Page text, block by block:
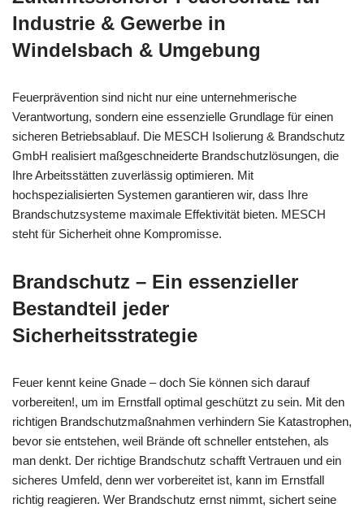
Industrie & Gewerbe in
Windelsbach & Umgebung
Feuerprävention sind nicht nur eine unternehmerische
Verantwortung, sondern eine essenzielle Grundlage für einen
sicheren Betriebsablauf. Die MESCH Isolierung & Brandschutz
GmbH realisiert maßgeschneiderte Brandschutzlösungen, die
Ihre Arbeitsstätten zuverlässig optimieren. Mit
hochspezialisierten Systemen garantieren wir, dass Ihre
Brandschutzsysteme maximale Effektivität bieten. MESCH
steht für Sicherheit ohne Kompromisse.
Brandschutz – Ein essenzieller
Bestandteil jeder
Sicherheitsstrategie
Feuer kennt keine Gnade – doch Sie können sich darauf
vorbereiten!, um im Ernstfall optimal geschützt zu sein. Mit den
richtigen Brandschutzmaßnahmen verhindern Sie Katastrophen,
bevor sie entstehen, weil Brände oft schneller entstehen, als
man denkt. Der richtige Brandschutz schafft Vertrauen und ein
sicheres Umfeld, denn wer vorbereitet ist, kann im Ernstfall
richtig reagieren. Wer Brandschutz ernst nimmt, sichert seine